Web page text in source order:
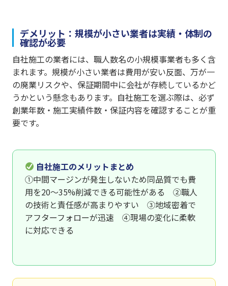
デメリット：規模が小さい業者は実績・体制の
確認が必要
自社施工の業者には、職人数名の小規模事業者も多く含
まれます。規模が小さい業者は費用が安い反面、万が一
の廃業リスクや、保証期間中に会社が存続しているかど
うかという懸念もあります。自社施工を選ぶ際は、必ず
創業年数・施工実績件数・保証内容を確認することが重
要です。
自社施工のメリットまとめ
①中間マージンが発生しないため同品質でも費
用を20〜35%削減できる可能性がある ②職人
の技術と責任感が高まりやすい ③地域密着で
アフターフォローが迅速 ④現場の変化に柔軟
に対応できる